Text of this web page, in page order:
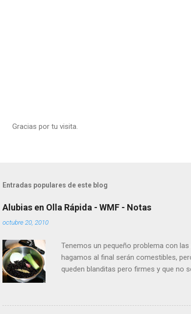
a
u
c
m
e
n
t
a
r
o
Gracias por tu visita.
Entradas populares de este blog
Alubias en Olla Rápida - WMF - Notas
octubre 20, 2010
Tenemos un pequeño problema con
hagamos al final serán comestibles,
queden blanditas pero firmes y que no
en la olla tradicional, en la express, o
la pobre que tiene unos seis años. En